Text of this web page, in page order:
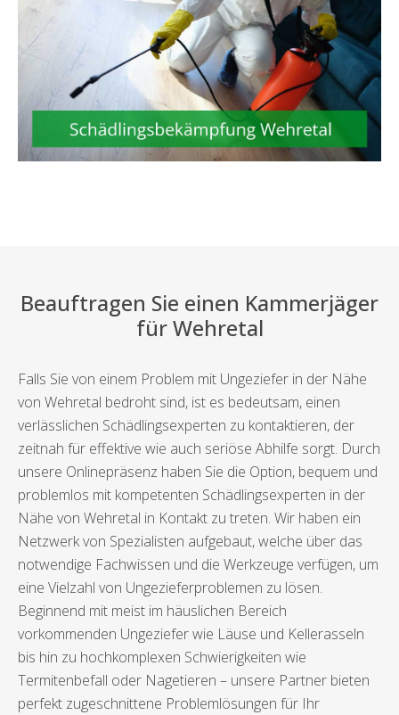
Beauftragen Sie einen Kammerjäger
für Wehretal
Falls Sie von einem Problem mit Ungeziefer in der Nähe
von Wehretal bedroht sind, ist es bedeutsam, einen
verlässlichen Schädlingsexperten zu kontaktieren, der
zeitnah für effektive wie auch seriöse Abhilfe sorgt. Durch
unsere Onlinepräsenz haben Sie die Option, bequem und
problemlos mit kompetenten Schädlingsexperten in der
Nähe von Wehretal in Kontakt zu treten. Wir haben ein
Netzwerk von Spezialisten aufgebaut, welche über das
notwendige Fachwissen und die Werkzeuge verfügen, um
eine Vielzahl von Ungezieferproblemen zu lösen.
Beginnend mit meist im häuslichen Bereich
vorkommenden Ungeziefer wie Läuse und Kellerasseln
bis hin zu hochkomplexen Schwierigkeiten wie
Termitenbefall oder Nagetieren – unsere Partner bieten
perfekt zugeschnittene Problemlösungen für Ihr